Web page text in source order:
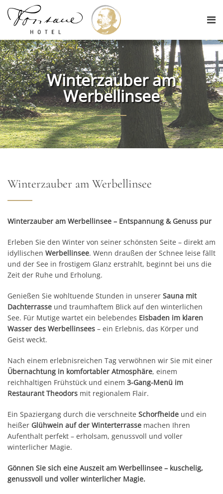
Winterzauber am
Werbellinsee
Winterzauber am Werbellinsee
Winterzauber am Werbellinsee – Entspannung & Genuss pur
Erleben Sie den Winter von seiner schönsten Seite – direkt am
idyllischen Werbellinsee. Wenn draußen der Schnee leise fällt
und der See in frostigem Glanz erstrahlt, beginnt bei uns die
Zeit der Ruhe und Erholung.
Genießen Sie wohltuende Stunden in unserer Sauna mit
Dachterrasse und traumhaftem Blick auf den winterlichen
See. Für Mutige wartet ein belebendes Eisbaden im klaren
Wasser des Werbellinsees – ein Erlebnis, das Körper und
Geist weckt.
Nach einem erlebnisreichen Tag verwöhnen wir Sie mit einer
Übernachtung in komfortabler Atmosphäre, einem
reichhaltigen Frühstück und einem 3-Gang-Menü im
Restaurant Theodors mit regionalem Flair.
Ein Spaziergang durch die verschneite Schorfheide und ein
heißer Glühwein auf der Winterterrasse machen Ihren
Aufenthalt perfekt – erholsam, genussvoll und voller
winterlicher Magie.
Gönnen Sie sich eine Auszeit am Werbellinsee – kuschelig,
genussvoll und voller winterlicher Magie.